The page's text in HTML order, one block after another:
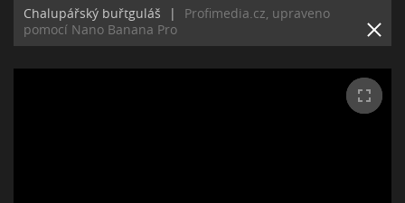
Chalupářský buřtguláš |
Profimedia.cz, upraveno
pomocí Nano Banana Pro